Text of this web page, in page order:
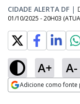
CIDADE ALERTA DF |
01/10/2025 - 20H03
A+ A-
Adicione como fonte
Ativar
Loaded
23.23%